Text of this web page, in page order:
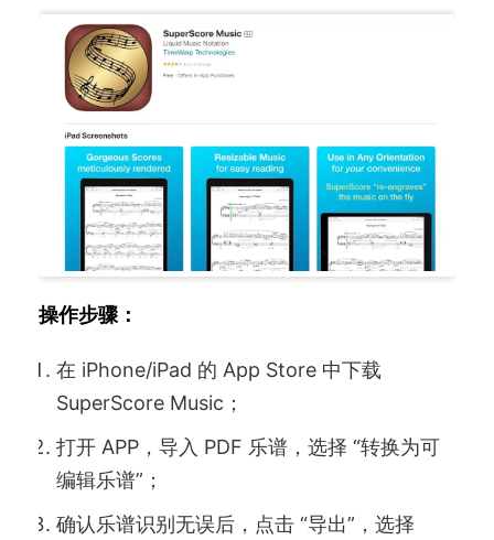
操作步骤：
在 iPhone/iPad 的 App Store 中下载
SuperScore Music；
打开 APP，导入 PDF 乐谱，选择 “转换为可
编辑乐谱”；
确认乐谱识别无误后，点击 “导出”，选择